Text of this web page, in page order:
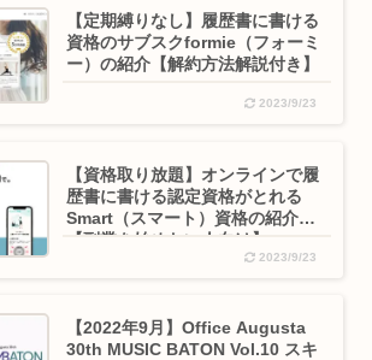
【定期縛りなし】履歴書に書ける
資格のサブスクformie（フォーミ
ー）の紹介【解約方法解説付き】
2023/9/23
【資格取り放題】オンラインで履
歴書に書ける認定資格がとれる
Smart（スマート）資格の紹介
【副業を始めたい人向け】
2023/9/23
【2022年9月】Office Augusta
30th MUSIC BATON Vol.10 スキ